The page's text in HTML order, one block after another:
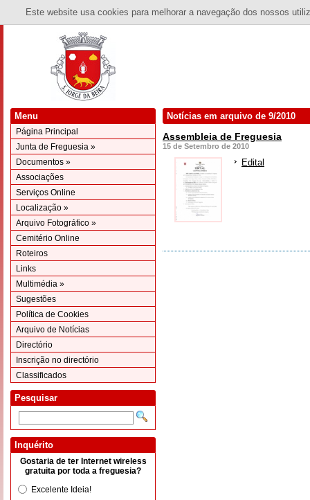
Este website usa cookies para melhorar a navegação dos nossos
Menu
Página Principal
Junta de Freguesia »
Documentos »
Associações
Serviços Online
Localização »
Arquivo Fotográfico »
Cemitério Online
Roteiros
Links
Multimédia »
Sugestões
Política de Cookies
Arquivo de Notícias
Directório
Inscrição no directório
Classificados
Pesquisar
Inquérito
Gostaria de ter Internet wireless
gratuita por toda a freguesia?
Excelente Ideia!
Notícias em arquivo de 9/2010
Assembleia de Freguesia
15 de Setembro de 2010
Edital